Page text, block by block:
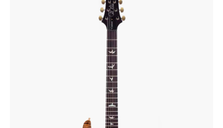
+7 (925) 879-85-35
Санкт-Петербург
+7 (999) 213-51-93